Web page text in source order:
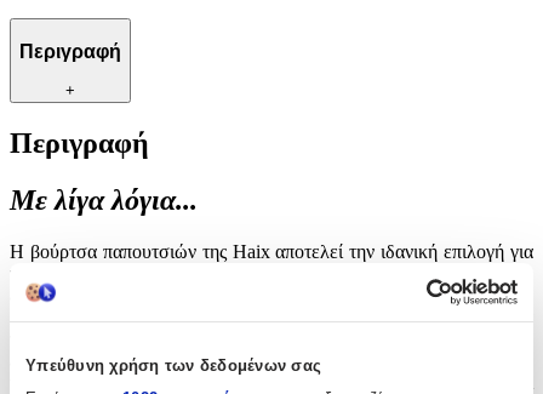
Υπεύθυνη χρήση των δεδομένων σας
Περιγραφή
+
Περιγραφή
Με λίγα λόγια...
Η βούρτσα παπουτσιών της Haix αποτελεί την ιδανική επιλογή για
την περιποίηση των δερμάτινων υποδημάτων σας. Σχεδιασμένη
ειδικά για να αναδεικνύει τη φυσική λάμψη του δέρματος, αυτή η
βαφή προσφέρει εξαιρετική προστασία και ανανέωση στο χρώμα
εξασφαλίζετε ότι τα παπούτσια σας θα διατηρούνται σε άριστη